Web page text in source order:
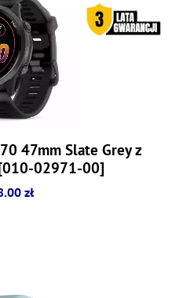
47mm Slate Grey z
02971-00]
zł